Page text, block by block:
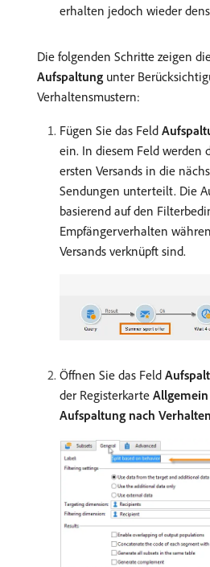
erhalten jedoch wieder
Die folgenden Schritte zeigen
Aufspaltung unter
Verhaltensmustern:
Fügen Sie das Feld
ein. In diesem Feld werden
ersten Versands in die
Sendungen unterteilt. Die
basierend auf den
Empfängerverhalten
Versands verknüpft sind.
Öffnen Sie das Feld
der Registerkarte Allgemein
Aufspaltung nach Verhalten